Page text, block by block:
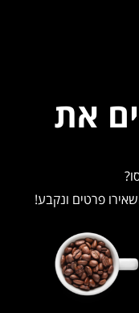
את
פרטים ונקבע!